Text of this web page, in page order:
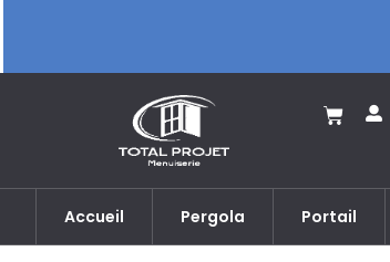
Accueil Pergola Portail